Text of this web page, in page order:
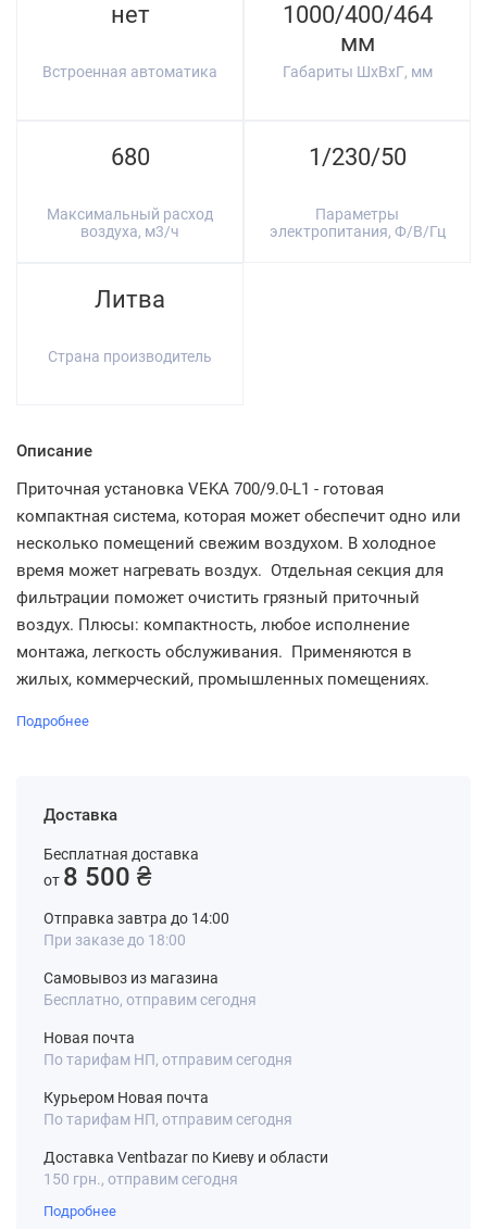
нет
Встроенная автоматика
1000/400/464
мм
Габариты ШхВхГ, мм
680
Максимальный расход
воздуха, м3/ч
1/230/50
Параметры
электропитания, Ф/В/Гц
Литва
Страна производитель
Описание
Приточная установка VEKA 700/9.0-L1 - готовая
компактная система, которая может обеспечит одно или
несколько помещений свежим воздухом. В холодное
время может нагревать воздух. Отдельная секция для
фильтрации поможет очистить грязный приточный
воздух. Плюсы: компактность, любое исполнение
монтажа, легкость обслуживания. Применяются в
жилых, коммерческий, промышленных помещениях.
Подробнее
Доставка
Бесплатная доставка
от 8 500 ₴
Отправка завтра до 14:00
При заказе до 18:00
Самовывоз из магазина
Бесплатно, отправим сегодня
Новая почта
По тарифам НП, отправим сегодня
Курьером Новая почта
По тарифам НП, отправим сегодня
Доставка Ventbazar по Киеву и области
150 грн., отправим сегодня
Подробнее